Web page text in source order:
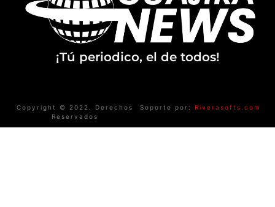
¡Tú periodico, el de todos!
Copyright © 2022. Derechos
Reservados
Soporte por: Riverasofts.com